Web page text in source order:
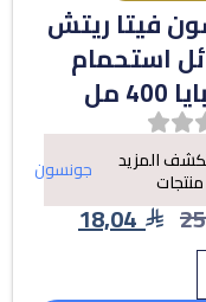
فيتا ريتش
استحمام
مل
المزيد جونسون
18,04